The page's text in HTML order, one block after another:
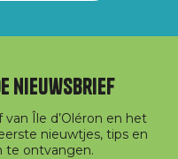
nieuwsbrief
Île d’Oléron en het
nieuwtjes, tips en
te ontvangen.